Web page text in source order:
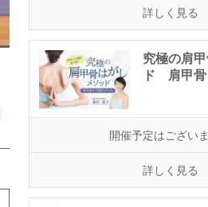
詳しく見る
究極の肩
ド 肩甲骨
開催予定はござい
詳しく見る